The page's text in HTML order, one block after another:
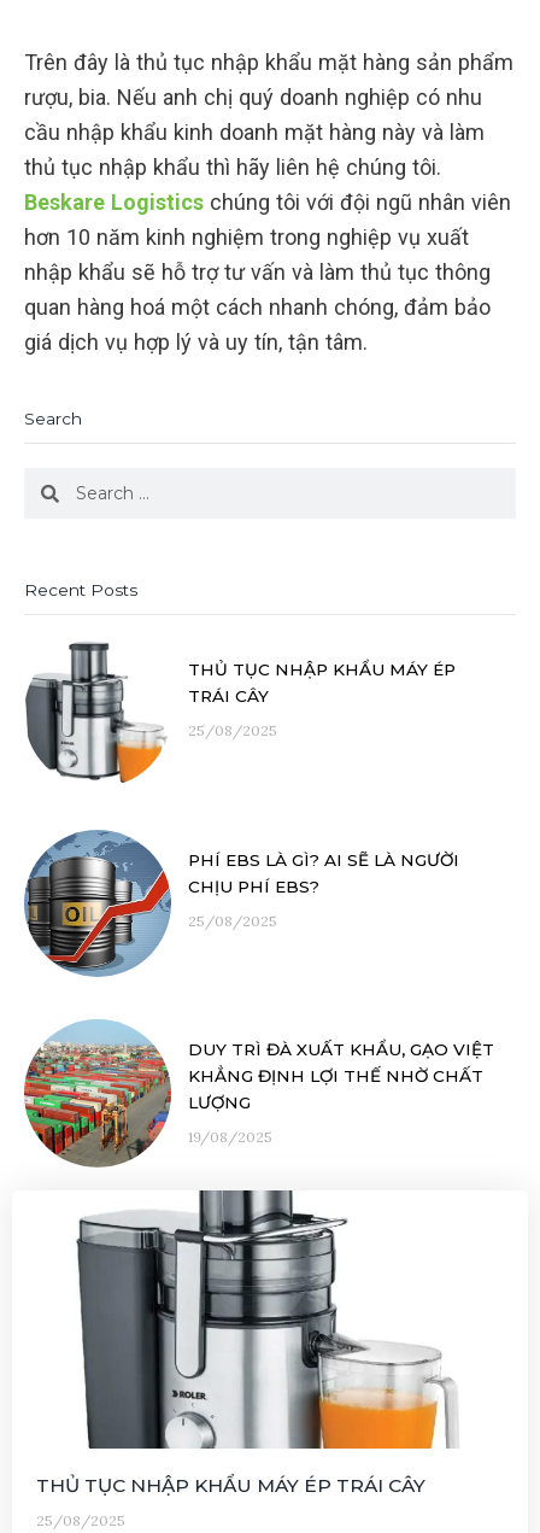
Trên đây là thủ tục nhập khẩu mặt hàng sản phẩm
rượu, bia. Nếu anh chị quý doanh nghiệp có nhu
cầu nhập khẩu kinh doanh mặt hàng này và làm
thủ tục nhập khẩu thì hãy liên hệ chúng tôi.
Beskare Logistics chúng tôi với đội ngũ nhân viên
hơn 10 năm kinh nghiệm trong nghiệp vụ xuất
nhập khẩu sẽ hỗ trợ tư vấn và làm thủ tục thông
quan hàng hoá một cách nhanh chóng, đảm bảo
giá dịch vụ hợp lý và uy tín, tận tâm.
Search
SearchSearch
Recent Posts
THỦ TỤC NHẬP KHẨU MÁY ÉP
TRÁI CÂY
25/08/2025
PHÍ EBS LÀ GÌ? AI SẼ LÀ NGƯỜI
CHỊU PHÍ EBS?
25/08/2025
DUY TRÌ ĐÀ XUẤT KHẨU, GẠO VIỆT
KHẲNG ĐỊNH LỢI THẾ NHỜ CHẤT
LƯỢNG
19/08/2025
THỦ TỤC NHẬP KHẨU MÁY ÉP TRÁI CÂY
25/08/2025